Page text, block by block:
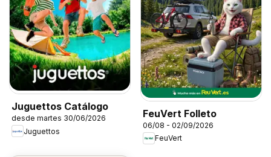
Juguettos Catálogo
desde martes 30/06/2026
Juguettos
FeuVert Folleto
06/08 - 02/09/2026
FeuVert